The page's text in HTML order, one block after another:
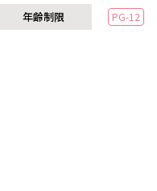
年齢制限 PG-12